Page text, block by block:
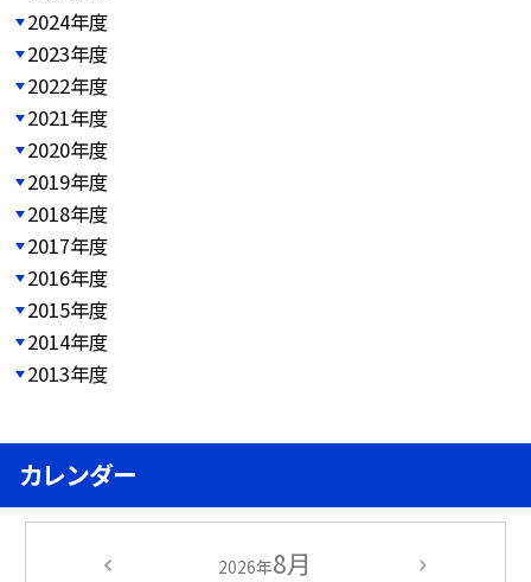
2024年度
2023年度
2022年度
2021年度
2020年度
2019年度
2018年度
2017年度
2016年度
2015年度
2014年度
2013年度
カレンダー
2026年8月